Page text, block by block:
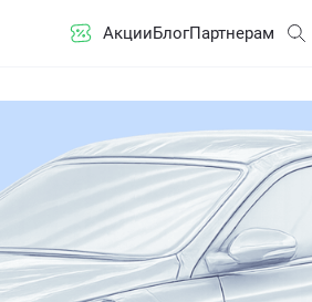
АкцииБлогПартнерам